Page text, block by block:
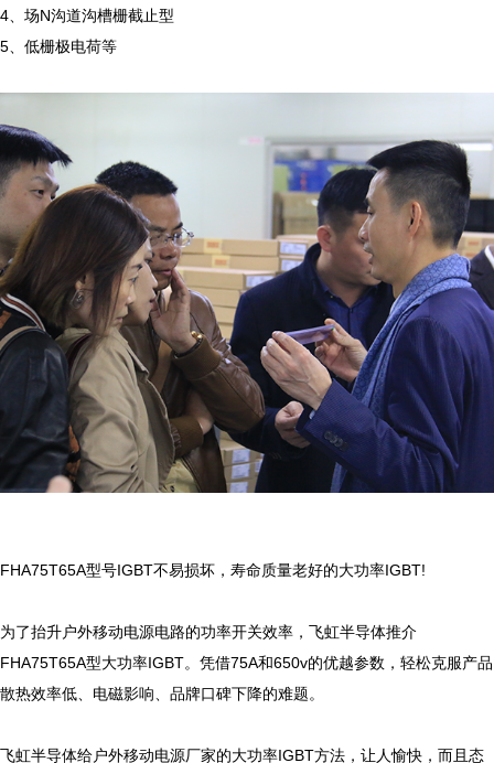
4、场N沟道沟槽栅截止型
5、低栅极电荷等
FHA75T65A型号IGBT不易损坏，寿命质量老好的大功率IGBT!
为了抬升户外移动电源电路的功率开关效率，飞虹半导体推介
FHA75T65A型大功率IGBT。凭借75A和650v的优越参数，轻松克服产品
散热效率低、电磁影响、品牌口碑下降的难题。
飞虹半导体给户外移动电源厂家的大功率IGBT方法，让人愉快，而且态